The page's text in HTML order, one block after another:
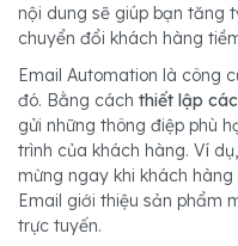
nội dung sẽ giúp bạn tăng
chuyển đổi khách hàng
Email Automation là công
đó. Bằng cách thiết lập
gửi những thông điệp phù
trình của khách hàng. Ví
mừng ngay khi khách
Email giới thiệu sản phẩm
trực tuyến.